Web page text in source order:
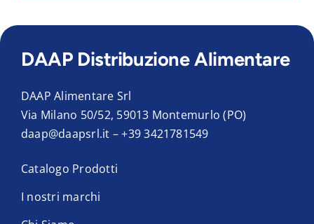
DAAP Distribuzione Alimentare
DAAP Alimentare Srl
Via Milano 50/52, 59013 Montemurlo (PO)
daap@daapsrl.it –+39 3421781549
Catalogo Prodotti
I nostri marchi